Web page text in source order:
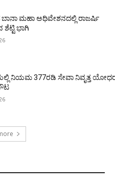
ಮಹಾ ಅಧಿವೇಶನದಲ್ಲಿ ರಾಜರ್ಷಿ
ಶೆಟ್ಟಿ ಭಾಗಿ
ನಿಯಮ 377ರಡಿ ಸೇವಾ ನಿವೃತ್ತ